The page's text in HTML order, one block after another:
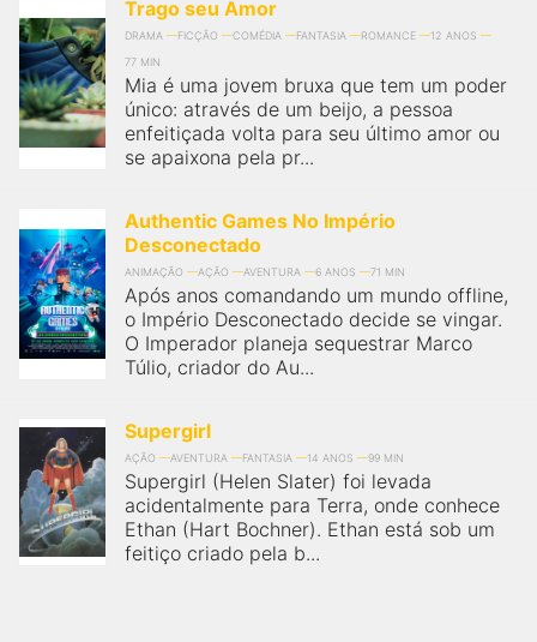
Trago seu Amor
DRAMA FICÇÃO COMÉDIA FANTASIA ROMANCE
12 ANOS
77 MIN
Mia é uma jovem bruxa que tem um poder
único: através de um beijo, a pessoa
enfeitiçada volta para seu último amor ou
se apaixona pela pr...
Authentic Games No Império
Desconectado
ANIMAÇÃO AÇÃO AVENTURA 6 ANOS 71 MIN
Após anos comandando um mundo offline,
o Império Desconectado decide se vingar.
O Imperador planeja sequestrar Marco
Túlio, criador do Au...
Supergirl
AÇÃO AVENTURA FANTASIA 14 ANOS 99 MIN
Supergirl (Helen Slater) foi levada
acidentalmente para Terra, onde conhece
Ethan (Hart Bochner). Ethan está sob um
feitiço criado pela b...